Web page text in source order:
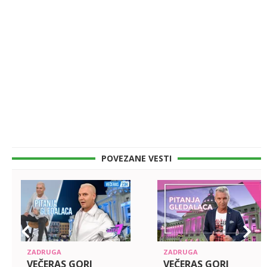
POVEZANE VESTI
ZADRUGA
VEČERAS GORI
ZADRUGA
VEČERAS GORI